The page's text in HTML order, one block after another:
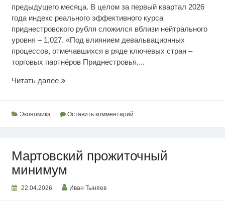
предыдущего месяца. В целом за первый квартал 2026
года индекс реального эффективного курса
приднестровского рубля сложился вблизи нейтрального
уровня – 1,027. «Под влиянием девальвационных
процессов, отмечавшихся в ряде ключевых стран –
торговых партнёров Приднестровья,...
Читать далееЭффективный
рубля
Экономика Оставить комментарий
Мартовский прожиточный
минимум
22.04.2026 Иван Тыняев